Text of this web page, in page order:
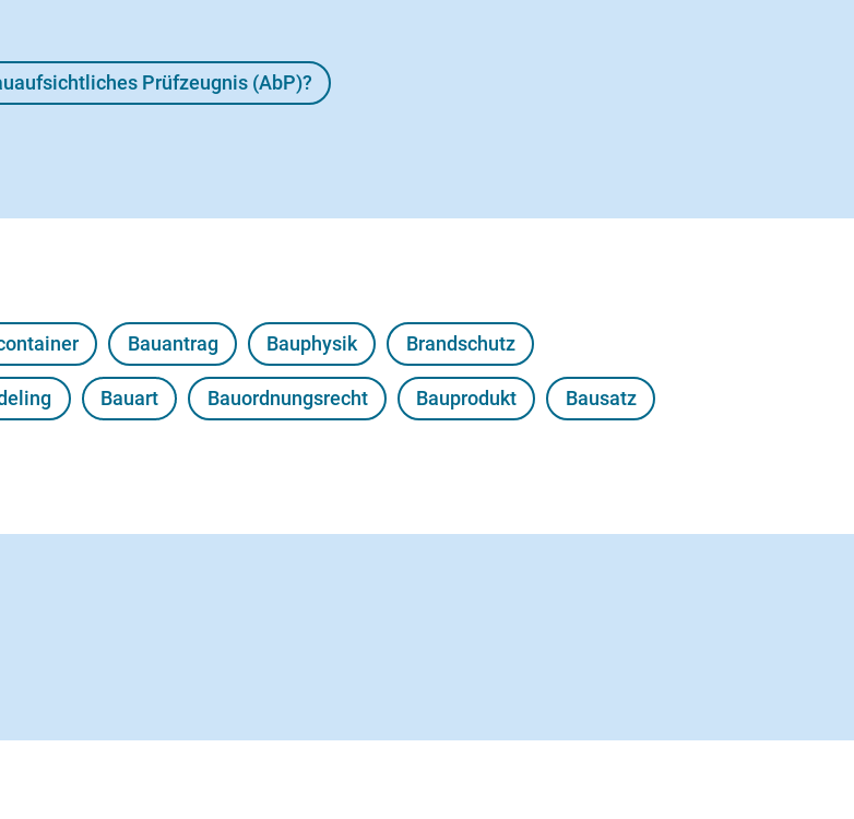
Prüfzeugnis (AbP)?
Bauantrag Bauphysik Brandschutz
Bauart Bauordnungsrecht Bauprodukt Bausatz